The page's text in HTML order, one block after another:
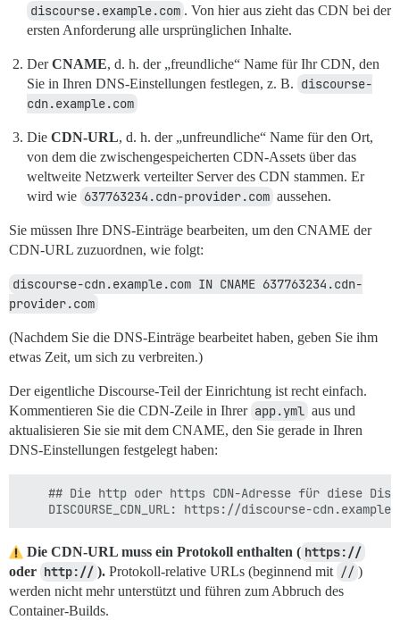
discourse.example.com . Von hier aus zieht das CDN bei der
ersten Anforderung alle ursprünglichen Inhalte.
DerCNAME, d. h. der „freundliche“ Name für Ihr CDN, den
Sie in Ihren DNS-Einstellungen festlegen, z. B. discourse-
cdn.example.com
Die CDN-URL, d. h. der „unfreundliche“ Name für den Ort,
von dem die zwischengespeicherten CDN-Assets über das
weltweite Netzwerk verteilter Server des CDN stammen. Er
wird wie 637763234.cdn-provider.com aussehen.
Sie müssen Ihre DNS-Einträge bearbeiten, um den CNAME der
CDN-URL zuzuordnen, wie folgt:
discourse-cdn.example.com IN CNAME 637763234.cdn-
provider.com
(Nachdem Sie die DNS-Einträge bearbeitet haben, geben Sie ihm
etwas Zeit, um sich zu verbreiten.)
Der eigentliche Discourse-Teil der Einrichtung ist recht einfach.
Kommentieren Sie die CDN-Zeile in Ihrer app.yml aus und
aktualisieren Sie sie mit dem CNAME, den Sie gerade in Ihren
DNS-Einstellungen festgelegt haben:
## Die http oder https CDN-Adresse für diese
Die CDN-URL muss ein Protokoll enthalten ( https://
oder http:// ). Protokoll-relative URLs (beginnend mit // )
werden nicht mehr unterstützt und führen zum Abbruch des
Container-Builds.